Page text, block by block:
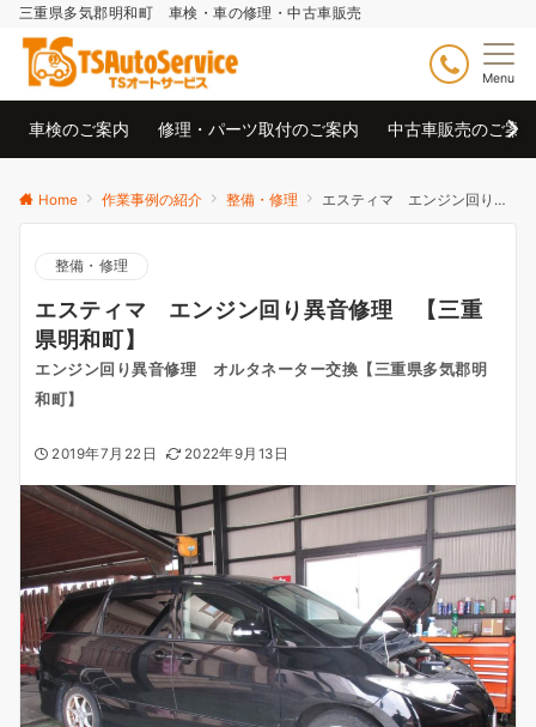
三重県多気郡明和町 車検・車の修理・中古車販売
Menu
車検のご案内 修理・パーツ取付のご案内 中古車販売のご案
Home 作業事例の紹介 整備・修理 エスティマ エンジン回り異音修理 【三重県明和町】
整備・修理
エスティマ エンジン回り異音修理 【三重
県明和町】
エンジン回り異音修理 オルタネーター交換【三重県多気郡明
和町】
2019年7月22日 2022年9月13日